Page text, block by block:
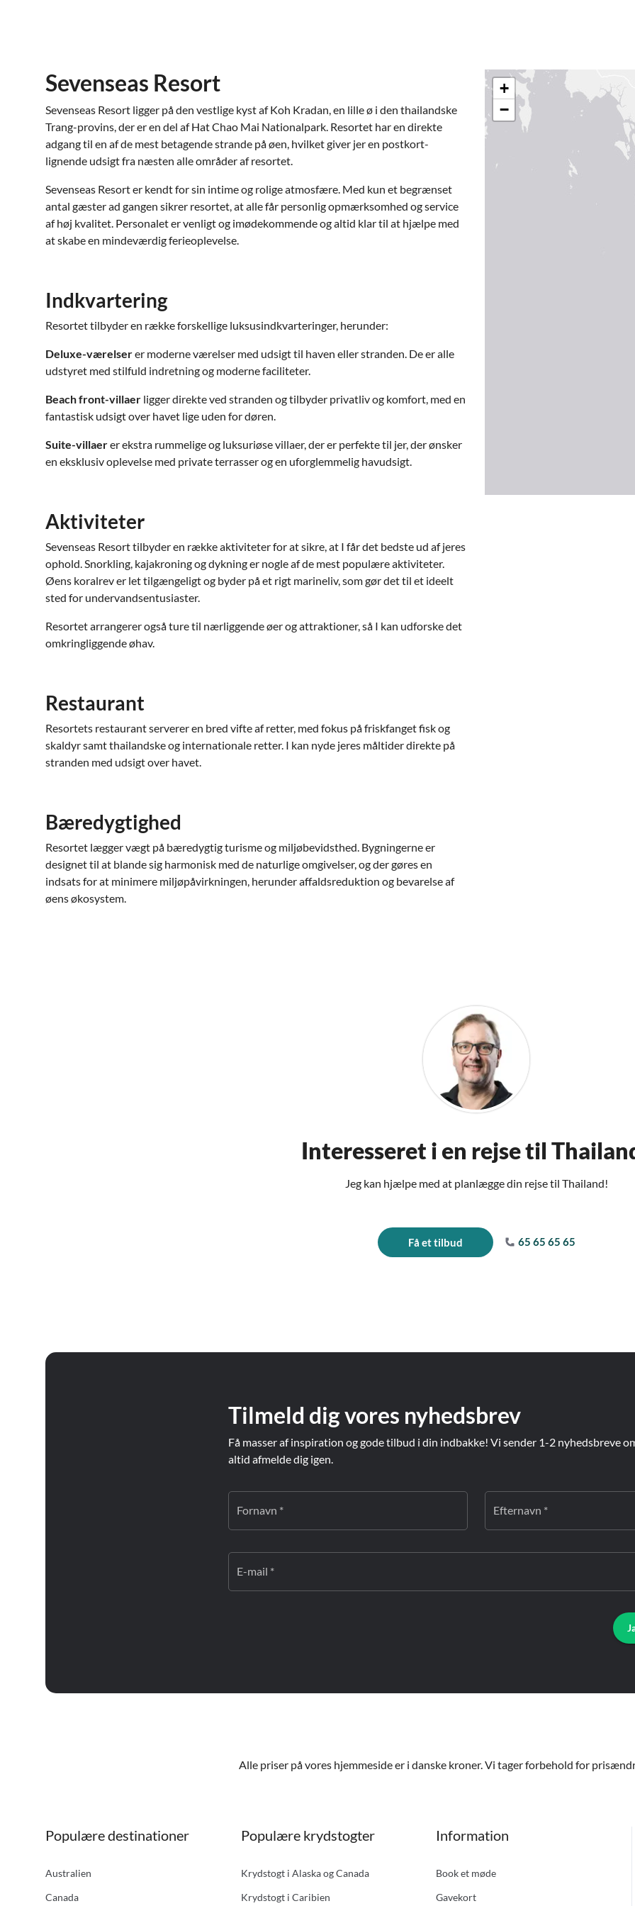
Sevenseas Resort
Sevenseas Resort ligger på den vestlige kyst af Koh Kradan, en lille ø i den thailandske
Trang-provins, der er en del af Hat Chao Mai Nationalpark. Resortet har en direkte
adgang til en af de mest betagende strande på øen, hvilket giver jer en postkort-
lignende udsigt fra næsten alle områder af resortet.
Sevenseas Resort er kendt for sin intime og rolige atmosfære. Med kun et begrænset
antal gæster ad gangen sikrer resortet, at alle får personlig opmærksomhed og service
af høj kvalitet. Personalet er venligt og imødekommende og altid klar til at hjælpe med
at skabe en mindeværdig ferieoplevelse.
Indkvartering
Resortet tilbyder en række forskellige luksusindkvarteringer, herunder:
Deluxe-værelserer moderne værelser med udsigt til haven eller stranden. De er alle
udstyret med stilfuld indretning og moderne faciliteter.
Beach front-villaer ligger direkte ved stranden og tilbyder privatliv og komfort, med en
fantastisk udsigt over havet lige uden for døren.
Suite-villaerer ekstra rummelige og luksuriøse villaer, der er perfekte til jer, der ønsker
en eksklusiv oplevelse med private terrasser og en uforglemmelig havudsigt.
Aktiviteter
Sevenseas Resort tilbyder en række aktiviteter for at sikre, at I får det bedste ud af jeres
ophold. Snorkling, kajakroning og dykning er nogle af de mest populære aktiviteter.
Øens koralrev er let tilgængeligt og byder på et rigt marineliv, som gør det til et ideelt
sted for undervandsentusiaster.
Resortet arrangerer også ture til nærliggende øer og attraktioner, så I kan udforske det
omkringliggende øhav.
Restaurant
Resortets restaurant serverer en bred vifte af retter, med fokus på friskfanget fisk og
skaldyr samt thailandske og internationale retter. I kan nyde jeres måltider direkte på
stranden med udsigt over havet.
Bæredygtighed
Resortet lægger vægt på bæredygtig turisme og miljøbevidsthed. Bygningerne er
designet til at blande sig harmonisk med de naturlige omgivelser, og der gøres en
indsats for at minimere miljøpåvirkningen, herunder affaldsreduktion og bevarelse af
øens økosystem.
+
−
Interesseret i en rejse til
Jeg kan hjælpe med at planlægge din rejse til Thailand!
Få et tilbud 65 65 65 65
Tilmeld dig vores nyhedsbrev
Få masser af inspiration og gode tilbud i din indbakke! Vi sender 1-2 nyhedsbreve
altid afmelde dig igen.
Fornavn * Efternavn *
E-mail *
Alle priser på vores hjemmeside er i danske kroner. Vi tager forbehold for
Populære destinationer
Australien
Canada
Populære krydstogter
Krydstogt i Alaska og Canada
Krydstogt i Caribien
Information
Book et møde
Gavekort